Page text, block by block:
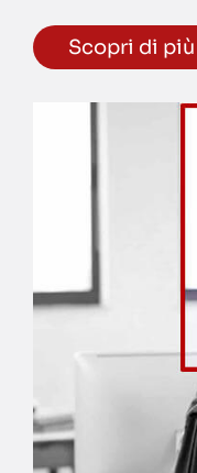
Scopri di più